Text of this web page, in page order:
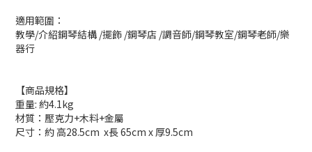
適用範圍：
教學/介紹鋼琴結構 /擺飾 /鋼琴店 /調音師/鋼琴教室/鋼琴老師/樂
器行
【商品規格】
重量: 約4.1kg
材質：壓克力+木料+金屬
尺寸：約 高28.5cm x長 65cm x 厚9.5cm